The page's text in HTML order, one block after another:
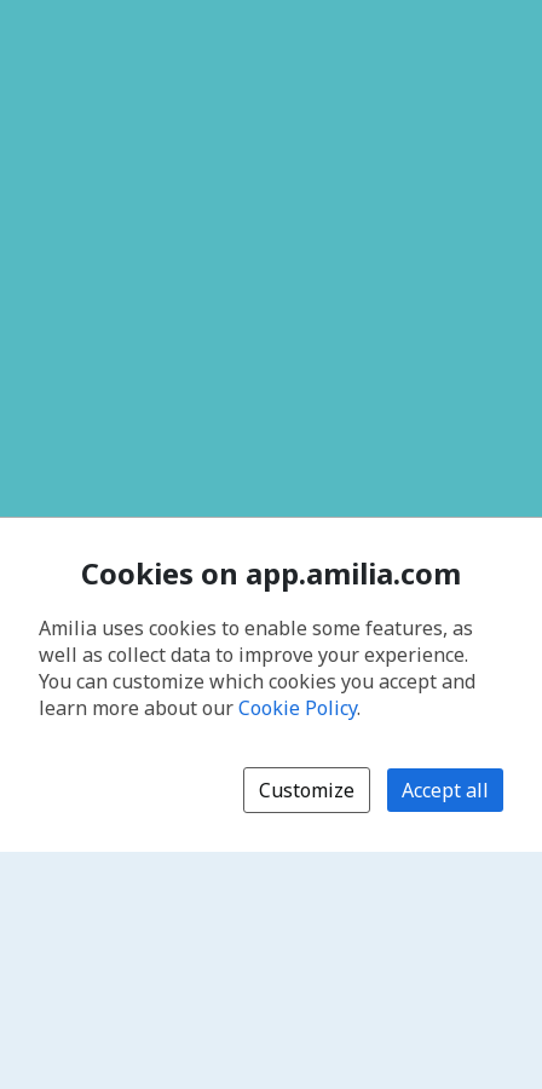
Cookies on app.amilia.com
Amilia uses cookies to enable some features, as
well as collect data to improve your experience.
You can customize which cookies you accept and
learn more about ourCookie Policy.
Customize Accept all